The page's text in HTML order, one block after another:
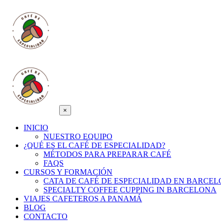
×
INICIO
NUESTRO EQUIPO
¿QUÉ ES EL CAFÉ DE ESPECIALIDAD?
MÉTODOS PARA PREPARAR CAFÉ
FAQS
CURSOS Y FORMACIÓN
CATA DE CAFÉ DE ESPECIALIDAD EN
SPECIALTY COFFEE CUPPING IN BARCELONA
VIAJES CAFETEROS A PANAMÁ
BLOG
CONTACTO